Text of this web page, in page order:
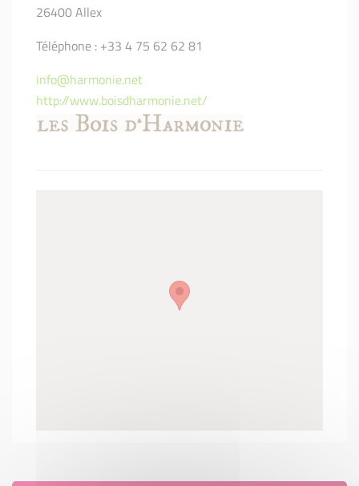
26400 Allex
Téléphone : +33 4 75 62 62 81
info@harmonie.net
http://www.boisdharmonie.net/